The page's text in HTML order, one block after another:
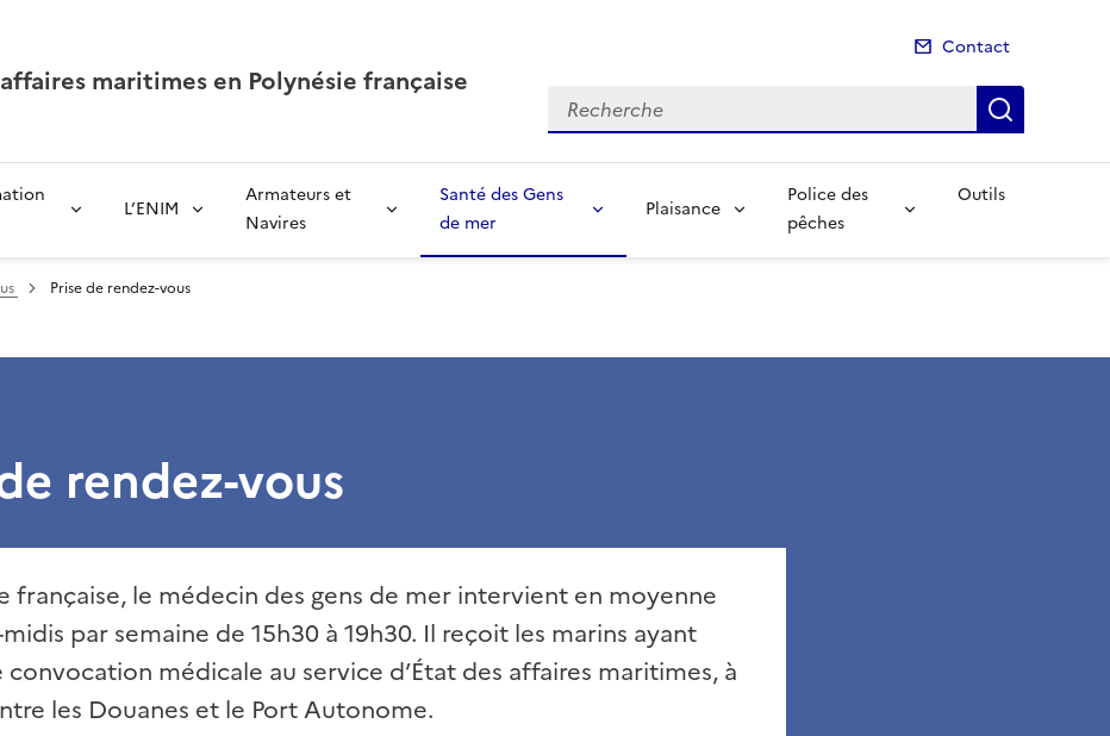
maritimes en Polynésie française
Contact
Recherche
L’ENIM
Armateurs et
Navires
Santé des Gens
de mer
Plaisance
Police des
pêches
Outils
Prise de rendez-vous
rendez-vous
française, le médecin des gens de mer intervient en moyenne
par semaine de 15h30 à 19h30. Il reçoit les marins ayant
médicale au service d’État des affaires maritimes, à
les Douanes et le Port Autonome.